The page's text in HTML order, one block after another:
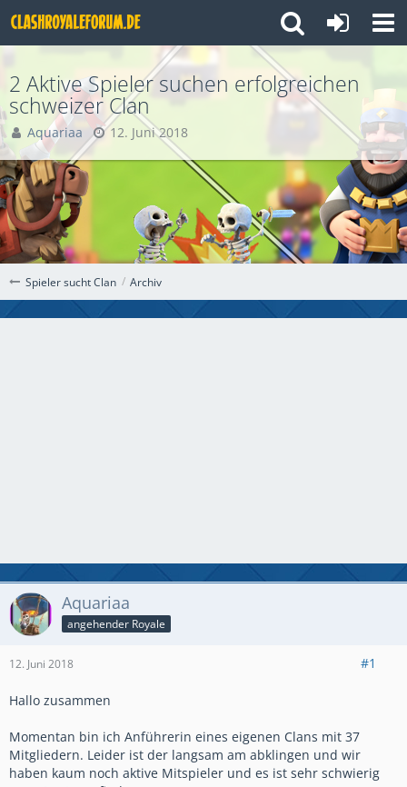
Spieler sucht Clan Archiv
2 Aktive Spieler suchen erfolgreichen
schweizer Clan
Aquariaa 12. Juni 2018
Aquariaa
angehender Royale
12. Juni 2018 #1
Hallo zusammen
Momentan bin ich Anführerin eines eigenen Clans mit 37
Mitgliedern. Leider ist der langsam am abklingen und wir
haben kaum noch aktive Mitspieler und es ist sehr schwierig